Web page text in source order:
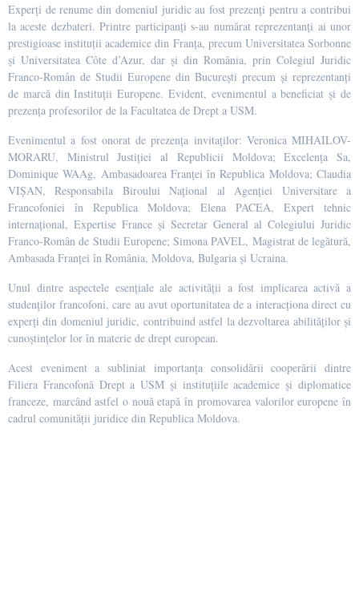
Experți de renume din domeniul juridic au fost prezenți pentru a contribui
la aceste dezbateri. Printre participanți s-au numărat reprezentanți ai unor
prestigioase instituții academice din Franța, precum Universitatea Sorbonne
și Universitatea Côte d’Azur, dar și din România, prin Colegiul Juridic
Franco-Român de Studii Europene din București precum și reprezentanți
de marcă din Instituții Europene. Evident, evenimentul a beneficiat și de
prezența profesorilor de la Facultatea de Drept a USM.
Evenimentul a fost onorat de prezența invitaților: Veronica MIHAILOV-
MORARU, Ministrul Justiției al Republicii Moldova; Excelența Sa,
Dominique WAAg, Ambasadoarea Franței în Republica Moldova; Claudia
VIȘAN, Responsabila Biroului Național al Agenției Universitare a
Francofoniei în Republica Moldova; Elena PACEA, Expert tehnic
internațional, Expertise France și Secretar General al Colegiului Juridic
Franco-Român de Studii Europene; Simona PAVEL, Magistrat de legătură,
Ambasada Franței în România, Moldova, Bulgaria și Ucraina.
Unul dintre aspectele esențiale ale activității a fost implicarea activă a
studenților francofoni, care au avut oportunitatea de a interacționa direct cu
experți din domeniul juridic, contribuind astfel la dezvoltarea abilităților și
cunoștințelor lor în materie de drept european.
Acest eveniment a subliniat importanța consolidării cooperării dintre
Filiera Francofonă Drept a USM și instituțiile academice și diplomatice
franceze, marcând astfel o nouă etapă în promovarea valorilor europene în
cadrul comunității juridice din Republica Moldova.